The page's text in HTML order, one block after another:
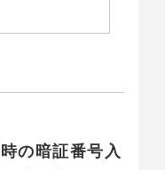
の暗証番号入